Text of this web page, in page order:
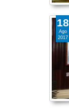
18
Ago
2017